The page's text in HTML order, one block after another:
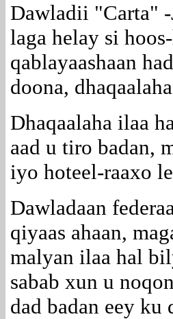
Dawladii "Carta"
laga helay si
qablayaashaan
doona,
Dhaqaalaha ilaa
aad u tiro badan,
iyo hoteel-raaxo
Dawladaan
qiyaas ahaan,
malyan ilaa hal
sabab xun u
dad badan eey ku